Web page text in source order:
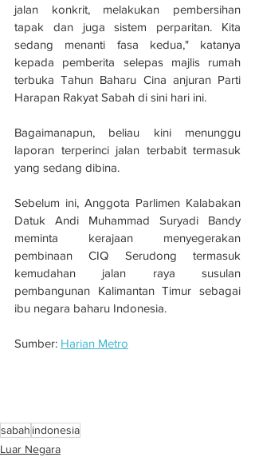
jalan konkrit, melakukan pembersihan
tapak dan juga sistem perparitan. Kita
sedang menanti fasa kedua," katanya
kepada pemberita selepas majlis rumah
terbuka Tahun Baharu Cina anjuran Parti
Harapan Rakyat Sabah di sini hari ini.
Bagaimanapun, beliau kini menunggu
laporan terperinci jalan terbabit termasuk
yang sedang dibina.
Sebelum ini, Anggota Parlimen Kalabakan
Datuk Andi Muhammad Suryadi Bandy
meminta kerajaan menyegerakan
pembinaan CIQ Serudong termasuk
kemudahan jalan raya susulan
pembangunan Kalimantan Timur sebagai
ibu negara baharu Indonesia.
Sumber: Harian Metro
sabah indonesia
Luar Negara